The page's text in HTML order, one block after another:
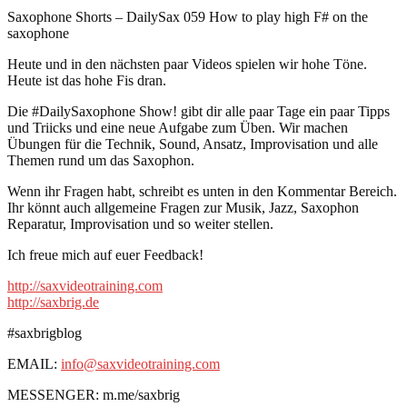
Saxophone Shorts – DailySax 059 How to play high F# on the
saxophone
Heute und in den nächsten paar Videos spielen wir hohe Töne.
Heute ist das hohe Fis dran.
Die #DailySaxophone Show! gibt dir alle paar Tage ein paar Tipps
und Triicks und eine neue Aufgabe zum Üben. Wir machen
Übungen für die Technik, Sound, Ansatz, Improvisation und alle
Themen rund um das Saxophon.
Wenn ihr Fragen habt, schreibt es unten in den Kommentar Bereich.
Ihr könnt auch allgemeine Fragen zur Musik, Jazz, Saxophon
Reparatur, Improvisation und so weiter stellen.
Ich freue mich auf euer Feedback!
http://saxvideotraining.com
http://saxbrig.de
#saxbrigblog
EMAIL: info@saxvideotraining.com
MESSENGER: m.me/saxbrig